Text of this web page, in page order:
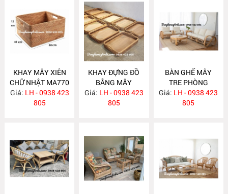
KHAY MÂY XIÊN
CHỮ NHẬT MA770
Giá: LH - 0938 423
805
KHAY ĐỰNG ĐỒ
BẰNG MÂY
MA769
Giá: LH - 0938 423
805
BÀN GHẾ MÂY
TRE PHÒNG
KHÁCH MA764
Giá: LH - 0938 423
805